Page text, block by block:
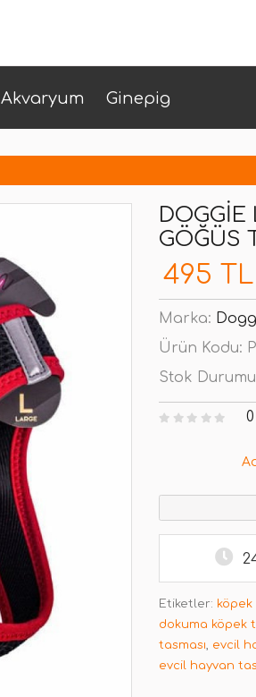
Akvaryum Ginepig
GÖĞÜS
495 TL
Marka:
Ürün Kodu:
Stok
Etiketler: köpek
dokuma köpek
tasması, evcil
evcil hayvan